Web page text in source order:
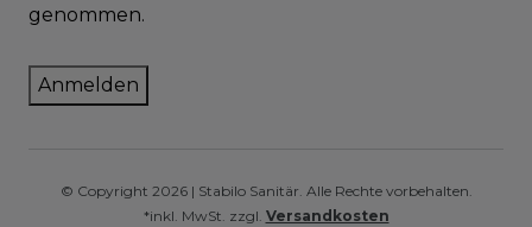
genommen.
Anmelden
© Copyright 2026 | Stabilo Sanitär. Alle Rechte vorbehalten.
*inkl. MwSt. zzgl. Versandkosten